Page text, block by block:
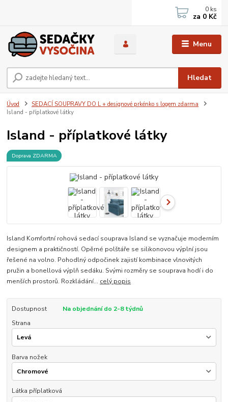
Menu
Hledat
0 ks
za 0 Kč
Úvod
SEDACÍ SOUPRAVY DO L + designové prkénko s logem zdarma
Island - příplatkové látky
Island - příplatkové látky
Doprava ZDARMA
Island Komfortní rohová sedací souprava Island se vyznačuje moderním
designem a praktičností. Opěrné polštáře se silikonovou výplní jsou
řešené na volno. Pohodlný odpočinek zajistí kombinace vlnovitých
pružin a bonellová výplň sedáku. Svými rozměry se souprava hodí i do
menších prostorů. Rozkládání... celý popis
Dostupnost
Na objednání do 2-8 týdnů
Strana
Barva nožek
Látka příplatková